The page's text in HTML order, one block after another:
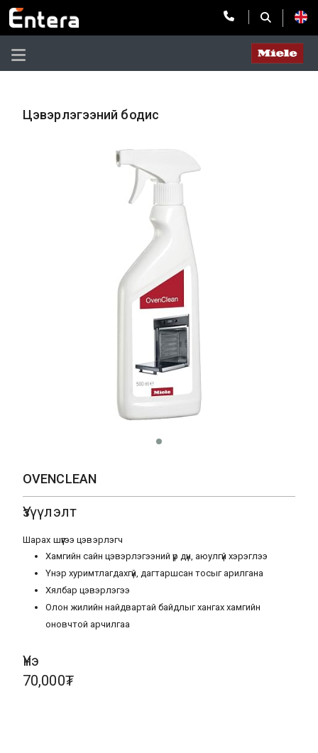
Цэвэрлэгээний бодис
OVENCLEAN
Үзүүлэлт
Шарах шүүгээ цэвэрлэгч
Хамгийн сайн цэвэрлэгээний үр дүн, аюулгүй хэрэглээ
Үнэр хуримтлагдахгүй, дагтаршсан тосыг арилгана
Хялбар цэвэрлэгээ
Олон жилийн найдвартай байдлыг хангах хамгийн
оновчтой арчилгаа
Үнэ
70,000₮